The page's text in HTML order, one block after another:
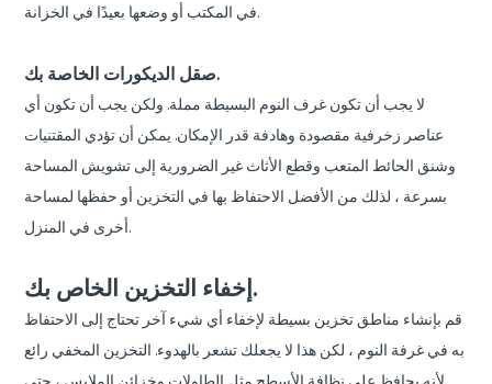
في المكتب أو وضعها بعيدًا في الخزانة.
صقل الديكورات الخاصة بك.
لا يجب أن تكون غرف النوم البسيطة مملة. ولكن يجب أن تكون أي
عناصر زخرفية مقصودة وهادفة قدر الإمكان. يمكن أن تؤدي المقتنيات
وشنق الحائط المتعب وقطع الأثاث غير الضرورية إلى تشويش المساحة
بسرعة ، لذلك من الأفضل الاحتفاظ بها في التخزين أو حفظها لمساحة
أخرى في المنزل.
إخفاء التخزين الخاص بك.
قم بإنشاء مناطق تخزين بسيطة لإخفاء أي شيء آخر تحتاج إلى الاحتفاظ
به في غرفة النوم ، لكن هذا لا يجعلك تشعر بالهدوء. التخزين المخفي رائع